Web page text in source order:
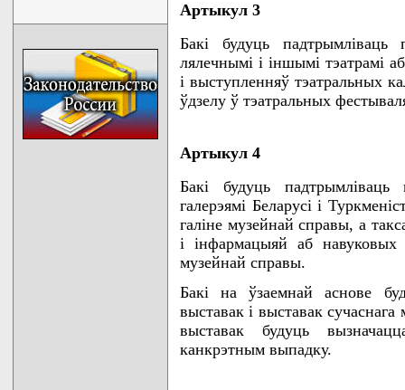
Артыкул 3
Бакi будуць
лялечнымi i iншымi тэатрамi
i выступленняў тэатральных
ўдзелу ў тэатральных
Артыкул 4
Бакi будуць падтрымлiваць
галерэямi Беларусi i
галiне музейнай справы, а
i iнфармацыяй аб навуковых
музейнай справы.
Бакi на ўзаемнай аснове
выставак i выставак
выставак будуць
канкрэтным выпадку.